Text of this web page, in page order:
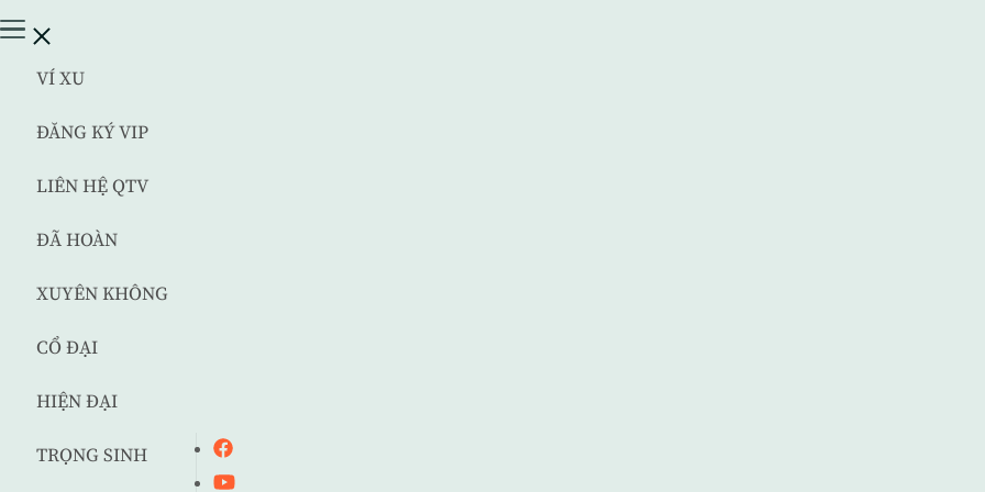
VÍ XU
ĐĂNG KÝ VIP
LIÊN HỆ QTV
ĐÃ HOÀN
XUYÊN KHÔNG
CỔ ĐẠI
HIỆN ĐẠI
TRỌNG SINH